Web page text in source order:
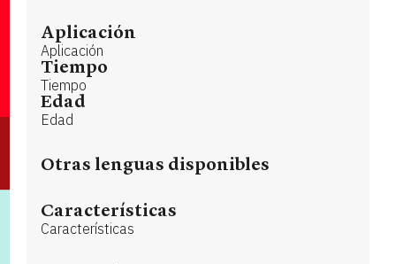
Aplicación
Aplicación
Tiempo
Tiempo
Edad
Edad
Otras lenguas disponibles
Características
Características